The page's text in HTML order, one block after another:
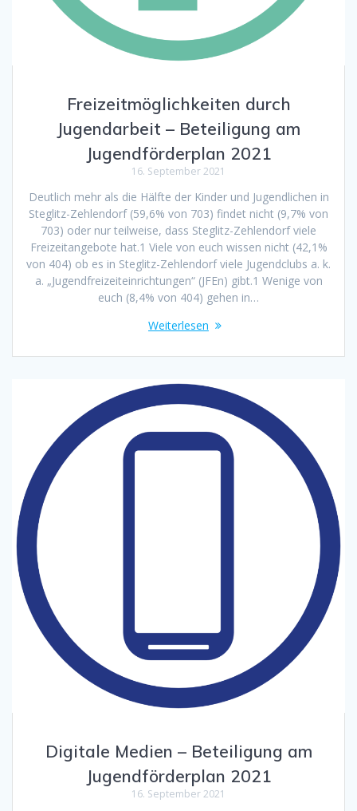
Freizeitmöglichkeiten durch
Jugendarbeit – Beteiligung am
Jugendförderplan 2021
16. September 2021
Deutlich mehr als die Hälfte der Kinder und Jugendlichen in
Steglitz-Zehlendorf (59,6% von 703) findet nicht (9,7% von
703) oder nur teilweise, dass Steglitz-Zehlendorf viele
Freizeitangebote hat.1 Viele von euch wissen nicht (42,1%
von 404) ob es in Steglitz-Zehlendorf viele Jugendclubs a. k.
a. „Jugendfreizeiteinrichtungen“ (JFEn) gibt.1 Wenige von
euch (8,4% von 404) gehen in…
Weiterlesen
Digitale Medien – Beteiligung am
Jugendförderplan 2021
16. September 2021